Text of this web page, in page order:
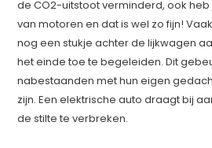
de CO2-uitstoot verminderd, ook
van motoren en dat is wel zo fijn!
nog een stukje achter de lijkwagen
het einde toe te begeleiden. Dit
nabestaanden met hun eigen
zijn. Een elektrische auto draagt bij
de stilte te verbreken.